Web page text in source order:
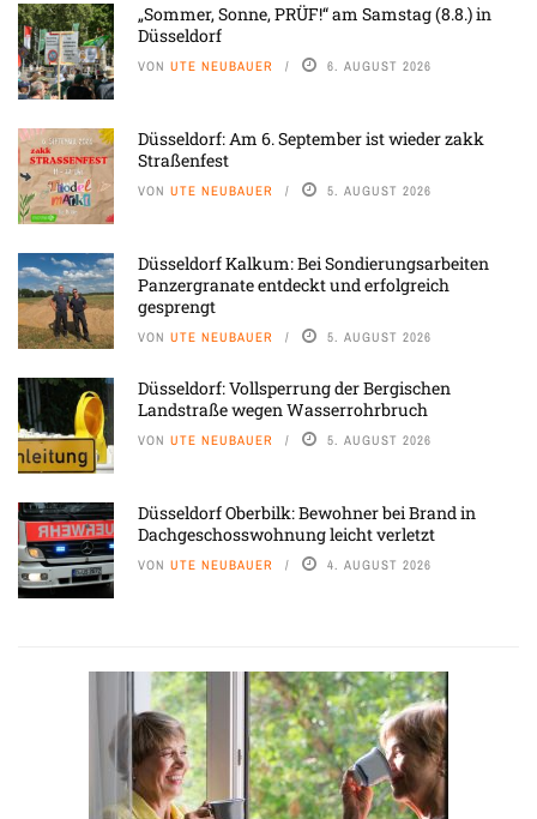
„Sommer, Sonne, PRÜF!“ am Samstag (8.8.) in
Düsseldorf
VON UTE NEUBAUER 6. AUGUST 2026
Düsseldorf: Am 6. September ist wieder zakk
Straßenfest
VON UTE NEUBAUER 5. AUGUST 2026
Düsseldorf Kalkum: Bei Sondierungsarbeiten
Panzergranate entdeckt und erfolgreich
gesprengt
VON UTE NEUBAUER 5. AUGUST 2026
Düsseldorf: Vollsperrung der Bergischen
Landstraße wegen Wasserrohrbruch
VON UTE NEUBAUER 5. AUGUST 2026
Düsseldorf Oberbilk: Bewohner bei Brand in
Dachgeschosswohnung leicht verletzt
VON UTE NEUBAUER 4. AUGUST 2026